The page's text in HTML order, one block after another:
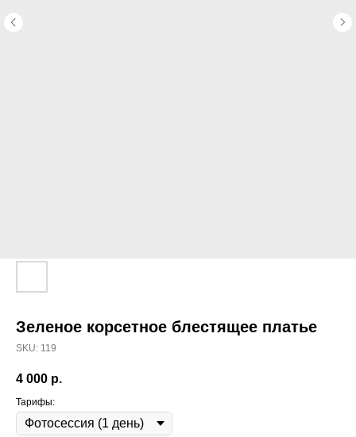
Зеленое корсетное блестящее платье
SKU: 119
4 000 р.
Тарифы: